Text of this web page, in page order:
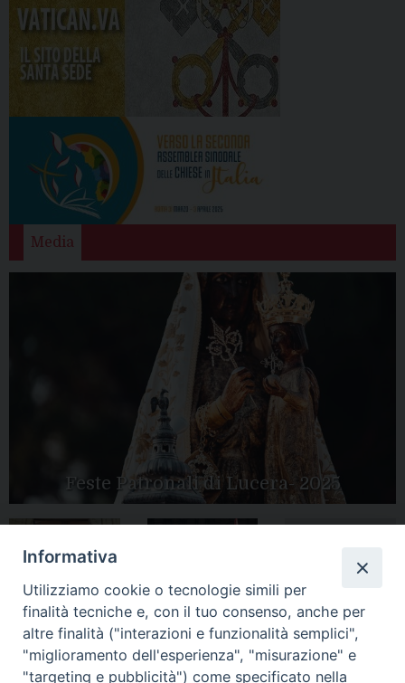
Media
Feste Patronali di Lucera- 2025
Apertura Anno
Mariae in Diocesi
Tutte le gallery
Informativa
Utilizziamo cookie o tecnologie simili per
finalità tecniche e, con il tuo consenso, anche per
altre finalità ("interazioni e funzionalità semplici",
"miglioramento dell'esperienza", "misurazione" e
"targeting e pubblicità") come specificato nella